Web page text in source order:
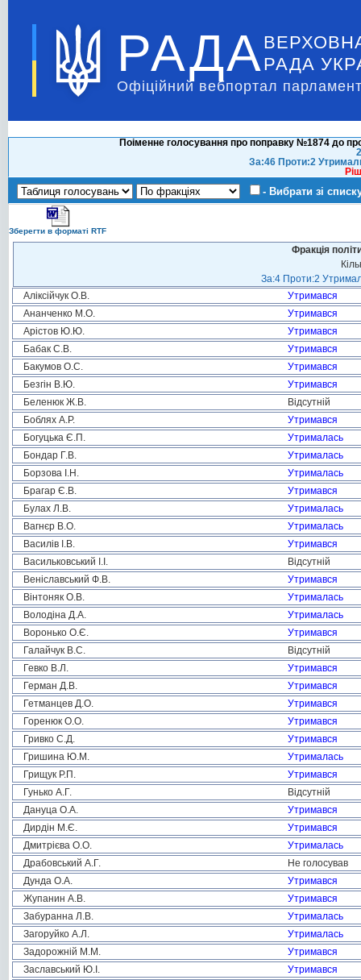
РАДА РАДА
Офіційний вебпортал
Поіменне голосування про поправку №1874 до
За:46 Проти:2
- Вибрати зі
Зберегти в форматі RTF
Фракція
За:4 Проти:2
Аліксійчук О.В.
Утримався
Ананченко М.О.
Утримався
Арістов Ю.Ю.
Утримався
Бабак С.В.
Утримався
Бакумов О.С.
Утримався
Безгін В.Ю.
Утримався
Беленюк Ж.В.
Відсутній
Боблях А.Р.
Утримався
Богуцька Є.П.
Утрималась
Бондар Г.В.
Утрималась
Борзова І.Н.
Утрималась
Брагар Є.В.
Утримався
Булах Л.В.
Утрималась
Вагнєр В.О.
Утрималась
Василів І.В.
Утримався
Васильковський І.І.
Відсутній
Веніславський Ф.В.
Утримався
Вінтоняк О.В.
Утрималась
Володіна Д.А.
Утрималась
Воронько О.Є.
Утримався
Галайчук В.С.
Відсутній
Гевко В.Л.
Утримався
Герман Д.В.
Утримався
Гетманцев Д.О.
Утримався
Горенюк О.О.
Утримався
Гривко С.Д.
Утримався
Гришина Ю.М.
Утрималась
Грищук Р.П.
Утримався
Гунько А.Г.
Відсутній
Дануца О.А.
Утримався
Дирдін М.Є.
Утримався
Дмитрієва О.О.
Утрималась
Драбовський А.Г.
Не голосував
Дунда О.А.
Утримався
Жупанин А.В.
Утримався
Забуранна Л.В.
Утрималась
Загоруйко А.Л.
Утрималась
Задорожній М.М.
Утримався
Заславський Ю.І.
Утримався